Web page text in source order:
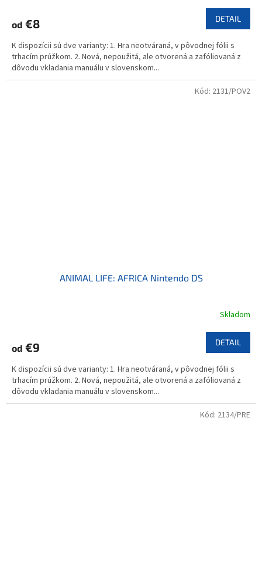
od €8 DETAIL
K dispozícii sú dve varianty: 1. Hra neotváraná, v pôvodnej fólii s
trhacím prúžkom. 2. Nová, nepoužitá, ale otvorená a zafóliovaná z
dôvodu vkladania manuálu v slovenskom...
ANIMAL LIFE: AFRICA Nintendo DS
Skladom
od €9 DETAIL
K dispozícii sú dve varianty: 1. Hra neotváraná, v pôvodnej fólii s
trhacím prúžkom. 2. Nová, nepoužitá, ale otvorená a zafóliovaná z
dôvodu vkladania manuálu v slovenskom...
Kód: 2131/POV2
Kód: 2134/PRE